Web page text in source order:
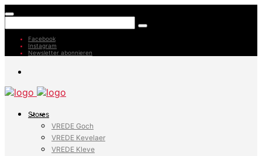
Facebook
Instagram
Newsletter abonnieren
Stores
VREDE Goch
VREDE Kevelaer
VREDE Kleve